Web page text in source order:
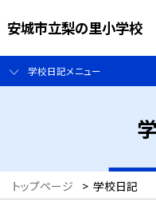
安城市立梨の里小学校
学校日記メニュー
トップページ > 学校日記